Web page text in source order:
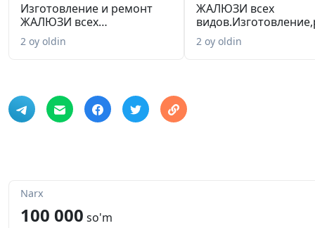
Изготовление и ремонт
ЖАЛЮЗИ всех
видов.Качество.
2 oy oldin
ЖАЛЮЗИ всех
ра...
2 oy oldin
Narx
100 000 so'm